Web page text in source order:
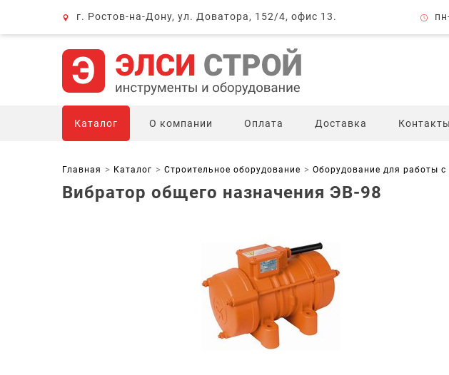
г. Ростов-на-Дону, ул. Доватора, 152/4, офис 13.
Каталог О компании Оплата Доставка Контакты
Главная Каталог Строительное оборудование Оборудование для работы
Вибратор общего назначения ЭВ-98